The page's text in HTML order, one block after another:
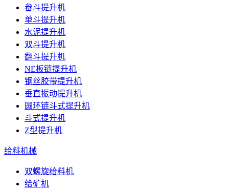
畚斗提升机
单斗提升机
水泥提升机
双斗提升机
翻斗提升机
NE板链提升机
钢丝胶带提升机
垂直振动提升机
圆环链斗式提升机
斗式提升机
Z型提升机
给料机械
双螺旋给料机
给矿机